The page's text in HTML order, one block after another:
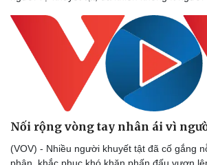
Thể thao
Bóng đá
Lịch thi đấu bóng đá
eSports
Hậu trường
Ô tô - Xe
Xe máy
Nối rộng vòng tay nhân ái vì
(VOV) - Nhiều người khuyết tật đã cố gắng